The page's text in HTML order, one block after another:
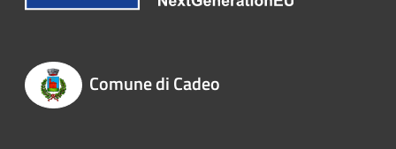
Comune di Cadeo